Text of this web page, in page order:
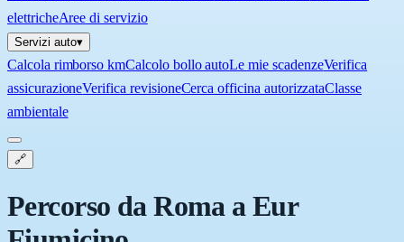
elettricheAree di servizio
Servizi auto▾
Calcola rimborso kmCalcolo bollo autoLe mie scadenzeVerifica
assicurazioneVerifica revisioneCerca officina autorizzataClasse
ambientale
🔗
Percorso da Roma a Eur